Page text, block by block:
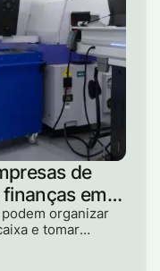
de
em
organizar
e tomar
em casos